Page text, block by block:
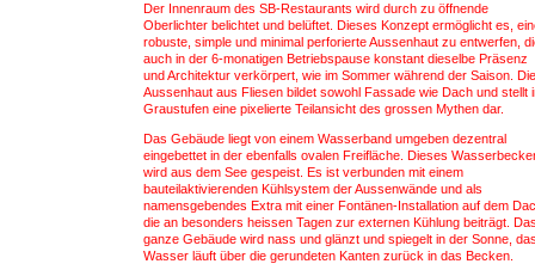
Der Innenraum des SB-Restaurants wird durch zu öffnende
Oberlichter belichtet und belüftet. Dieses Konzept ermöglicht es,
robuste, simple und minimal perforierte Aussenhaut zu entwerfen,
auch in der 6-monatigen Betriebspause konstant dieselbe Präsenz
und Architektur verkörpert, wie im Sommer während der Saison. Die
Aussenhaut aus Fliesen bildet sowohl Fassade wie Dach und stellt
Graustufen eine pixelierte Teilansicht des grossen Mythen dar.
Das Gebäude liegt von einem Wasserband umgeben dezentral
eingebettet in der ebenfalls ovalen Freifläche. Dieses
wird aus dem See gespeist. Es ist verbunden mit einem
bauteilaktivierenden Kühlsystem der Aussenwände und als
namensgebendes Extra mit einer Fontänen-Installation auf dem
die an besonders heissen Tagen zur externen Kühlung beiträgt.
ganze Gebäude wird nass und glänzt und spiegelt in der Sonne,
Wasser läuft über die gerundeten Kanten zurück in das Becken.